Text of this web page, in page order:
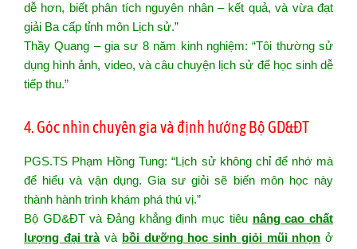
dễ hơn, biết phân tích nguyên nhân – kết quả, và vừa đạt
giải Ba cấp tỉnh môn Lịch sử.”
Thầy Quang – gia sư 8 năm kinh nghiệm: “Tôi thường sử
dụng hình ảnh, video, và câu chuyện lịch sử để học sinh dễ
tiếp thu.”
4. Góc nhìn chuyên gia và định hướng Bộ GD&ĐT
PGS.TS Phạm Hồng Tung: “Lịch sử không chỉ để nhớ mà
để hiểu và vận dụng. Gia sư giỏi sẽ biến môn học này
thành hành trình khám phá thú vị.”
Bộ GD&ĐT và Đảng khẳng định mục tiêu nâng cao chất
lượng đại tràvà bồi dưỡng học sinh giỏi mũi nhọn ở